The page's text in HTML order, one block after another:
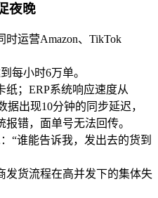
夜晚
时运营Amazon、TikTok
每小时6万单。
；ERP系统响应速度从
据出现10分钟的同步延迟，
错，面单号无法回传。
“谁能告诉我，发出去的货到
发货流程在高并发下的集体失